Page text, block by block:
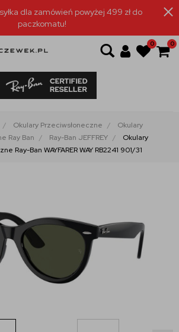
dla zamówień powyżej 499 zł do
paczkomatu!
0 0
Okulary Przeciwsłoneczne
Okulary
Ray Ban
Ray-Ban JEFFREY
Okulary
Ray-Ban WAYFARER WAY RB2241 901/31